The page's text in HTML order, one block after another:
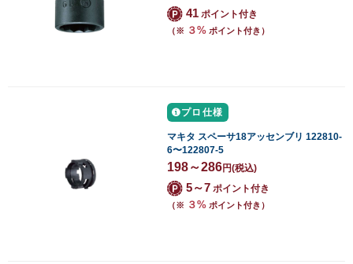
41 ポイント付き
（※ ３% ポイント付き）
プロ仕様
マキタ スペーサ18アッセンブリ 122810-
6〜122807-5
198～286円(税込)
5～7 ポイント付き
（※ ３% ポイント付き）